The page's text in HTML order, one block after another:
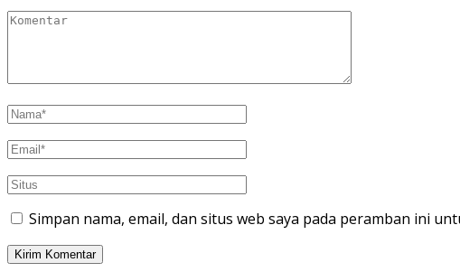
Simpan nama, email, dan situs web saya pada peramban ini